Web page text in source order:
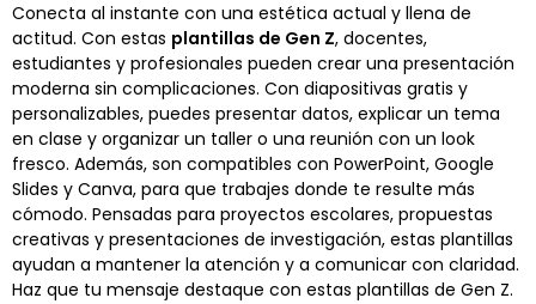
Conecta al instante con una estética actual y llena de
actitud. Con estas plantillas de Gen Z, docentes,
estudiantes y profesionales pueden crear una presentación
moderna sin complicaciones. Con diapositivas gratis y
personalizables, puedes presentar datos, explicar un tema
en clase y organizar un taller o una reunión con un look
fresco. Además, son compatibles con PowerPoint, Google
Slides y Canva, para que trabajes donde te resulte más
cómodo. Pensadas para proyectos escolares, propuestas
creativas y presentaciones de investigación, estas plantillas
ayudan a mantener la atención y a comunicar con claridad.
Haz que tu mensaje destaque con estas plantillas de Gen Z.